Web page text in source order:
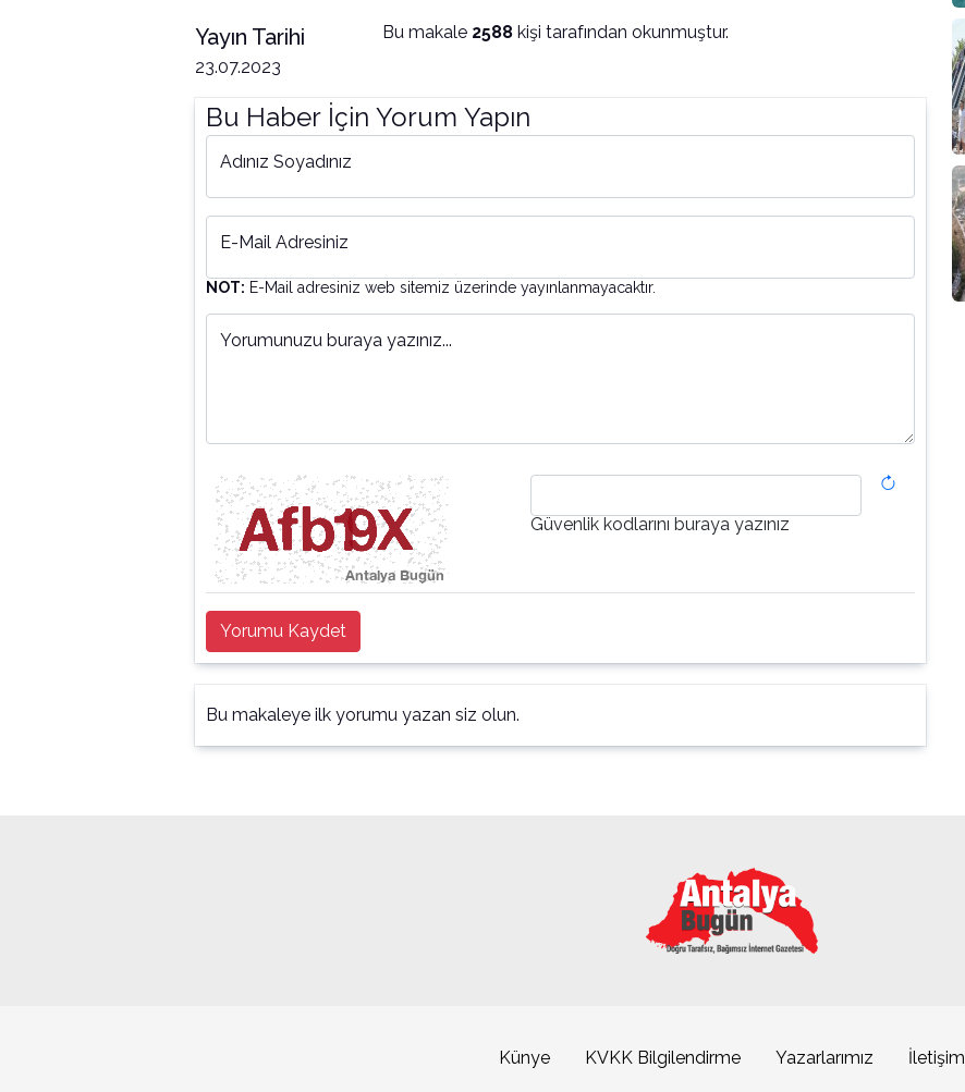
Yayın Tarihi
23.07.2023
Bu makale 2588kişi tarafından okunmuştur.
Bu Haber İçin Yorum Yapın
Adınız Soyadınız
E-Mail Adresiniz
NOT: E-Mail adresiniz web sitemiz üzerinde yayınlanmayacaktır.
Yorumunuzu buraya yazınız...
Güvenlik kodlarını buraya yazınız
Yorumu Kaydet
Bu makaleye ilk yorumu yazan siz olun.
Künye KVKK Bilgilendirme Yazarlarımız İletişim